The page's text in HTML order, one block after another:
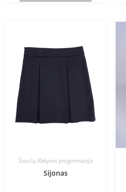
Šiaulių Rėkyvos progimnazija
Sijonas